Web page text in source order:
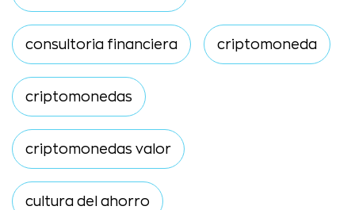
consultoria financiera criptomoneda
criptomonedas
criptomonedas valor
cultura del ahorro